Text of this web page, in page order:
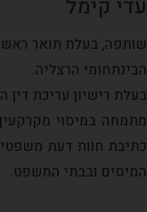
עדי קימל
שותפה, בעלת תואר
הבינתחומי הרצליה.
בעלת רישיון עריכת דין
מתמחה במיסוי
כתיבת חוות דעת
המיסים ובבתי המשפט.